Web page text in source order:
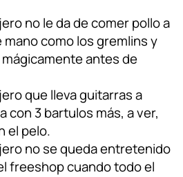
no le da de comer pollo a
mano como los gremlins y
antes de
que lleva guitarras a
con 3 bartulos más, a ver,
el pelo.
no se queda entretenido
freeshop cuando todo el